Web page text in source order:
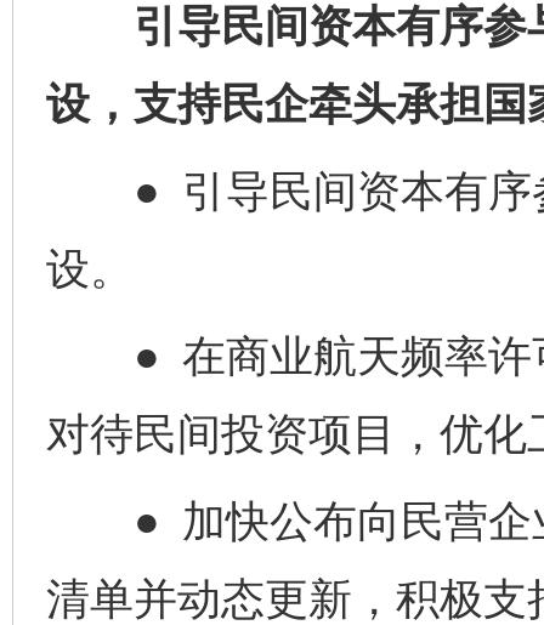
引导民间资本有序参
设，支持民企牵头承担
● 引导民间资本有序
设。
● 在商业航天频率许
对待民间投资项目，优
● 加快公布向民营企
清单并动态更新，积极